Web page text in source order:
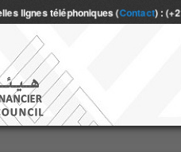
lignes téléphoniques (Contact) :